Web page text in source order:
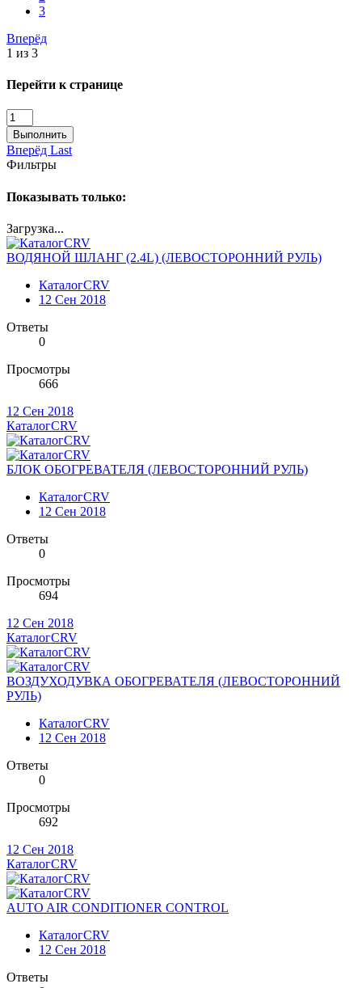
3
Вперёд
1 из 3
Перейти к странице
Выполнить
Вперёд Last
Фильтры
Показывать только:
Загрузка...
ВОДЯНОЙ ШЛАНГ (2.4L) (ЛЕВОСТОРОННИЙ РУЛЬ)
КаталогCRV
12 Сен 2018
Ответы
0
Просмотры
666
12 Сен 2018
КаталогCRV
БЛОК ОБОГРЕВАТЕЛЯ (ЛЕВОСТОРОННИЙ РУЛЬ)
КаталогCRV
12 Сен 2018
Ответы
0
Просмотры
694
12 Сен 2018
КаталогCRV
ВОЗДУХОДУВКА ОБОГРЕВАТЕЛЯ (ЛЕВОСТОРОННИЙ
РУЛЬ)
КаталогCRV
12 Сен 2018
Ответы
0
Просмотры
692
12 Сен 2018
КаталогCRV
AUTO AIR CONDITIONER CONTROL
КаталогCRV
12 Сен 2018
Ответы